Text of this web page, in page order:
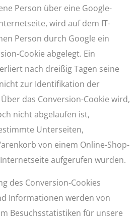
Person über eine Google-
wird auf dem IT-
Person durch Google ein
Cookie abgelegt. Ein
nach dreißig Tagen seine
zur Identifikation der
das Conversion-Cookie wird,
nicht abgelaufen ist,
Unterseiten,
von einem Online-Shop-
aufgerufen wurden.
des Conversion-Cookies
Informationen werden von
Besuchsstatistiken für unsere